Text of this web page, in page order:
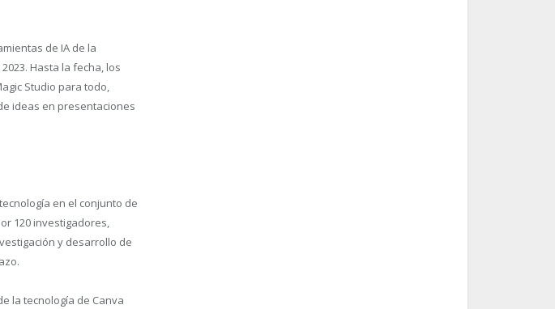
de IA de la
Hasta la fecha, los
Studio para todo,
ideas en presentaciones
en el conjunto de
120 investigadores,
y desarrollo de
la tecnología de Canva